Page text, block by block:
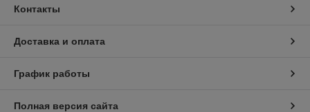
Контакты
Доставка и оплата
График работы
Полная версия сайта